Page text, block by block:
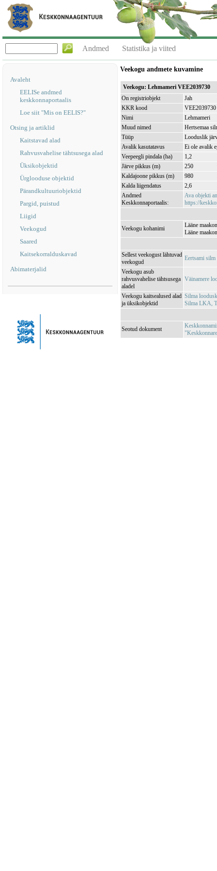
Andmed Statistika ja viited
Avaleht
EELISe andmed
keskkonnaportaalis
Loe siit "Mis on EELIS?"
Otsing ja artiklid
Kaitstavad alad
Rahvusvahelise tähtsusega alad
Üksikobjektid
Ürglooduse objektid
Pärandkultuuriobjektid
Pargid, puistud
Liigid
Veekogud
Saared
Kaitsekorralduskavad
Abimaterjalid
Veekogu andmete kuvamine
Veekogu: Lehmameri VEE2039730
On registriobjekt
Jah
KKR kood
VEE2039730
Nimi
Lehmameri
Muud nimed
Hertsemaa
Tüüp
Looduslik
Avalik kasutatavus
Ei ole avalik
Veepeegli pindala (ha)
1,2
Järve pikkus (m)
250
Kaldajoone pikkus (m)
980
Kalda liigendatus
2,6
Andmed
Keskkonnaportaalis:
Ava objekti
https://
Veekogu kohanimi
Lääne
Lääne
Sellest veekogust lähtuvad
veekogud
Eertsami
Veekogu asub
rahvusvahelise tähtsusega
aladel
Väinamere
Veekogu kaitsealused alad
ja üksikobjektid
Silma
Silma LKA,
Seotud dokument